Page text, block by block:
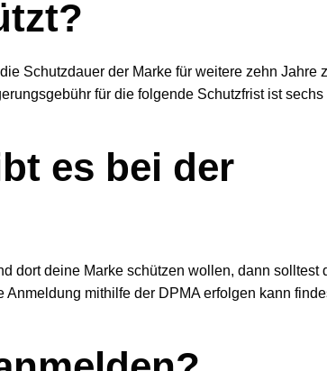
Schutzdauer der Marke für weitere zehn Jahre
für die folgende Schutzfrist ist sechs
es bei der
dort deine Marke schützen wollen, dann solltest
mithilfe der DPMA erfolgen kann